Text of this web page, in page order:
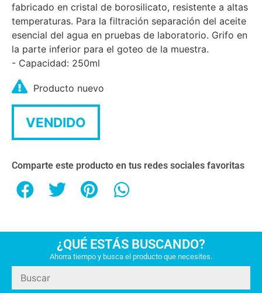
fabricado en cristal de borosilicato, resistente a altas
temperaturas. Para la filtración separación del aceite
esencial del agua en pruebas de laboratorio. Grifo en
la parte inferior para el goteo de la muestra.
- Capacidad: 250ml
Producto nuevo
VENDIDO
Comparte este producto en tus redes sociales favoritas
¿QUÉ ESTÁS BUSCANDO?
Ahorra tiempo y busca el producto que necesites.